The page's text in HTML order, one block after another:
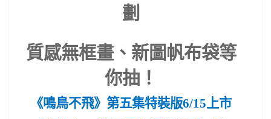
劃
質感無框畫、新圖帆布袋等
你抽！
《鳴鳥不飛》第五集特裝版6/15上市